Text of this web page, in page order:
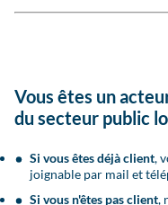
Vous êtes un
du secteur public
Si vous êtes déjà client,
joignable par mail et
Si vous n'êtes pas client,